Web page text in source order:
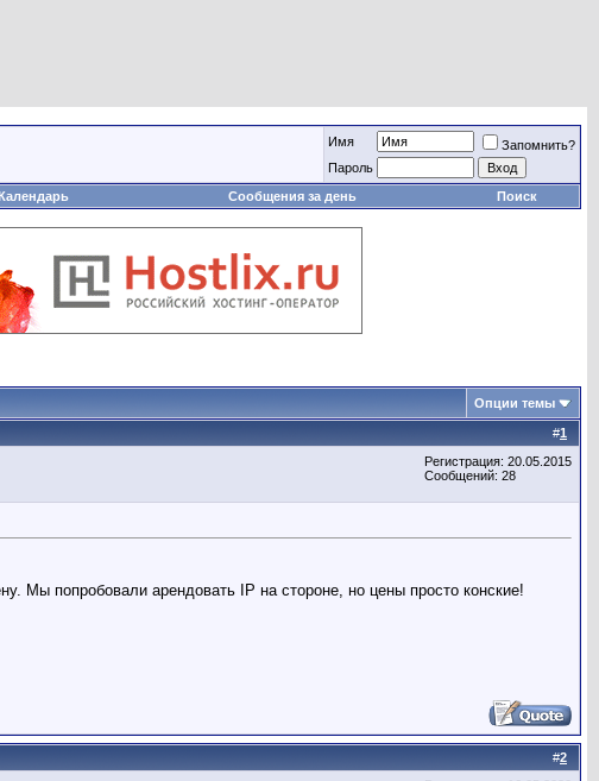
Имя
Запомнить?
Пароль
Сообщения за день Поиск
Опции темы
#1
Регистрация: 20.05.2015
Сообщений: 28
Мы попробовали арендовать IP на стороне, но цены просто конские!
#2